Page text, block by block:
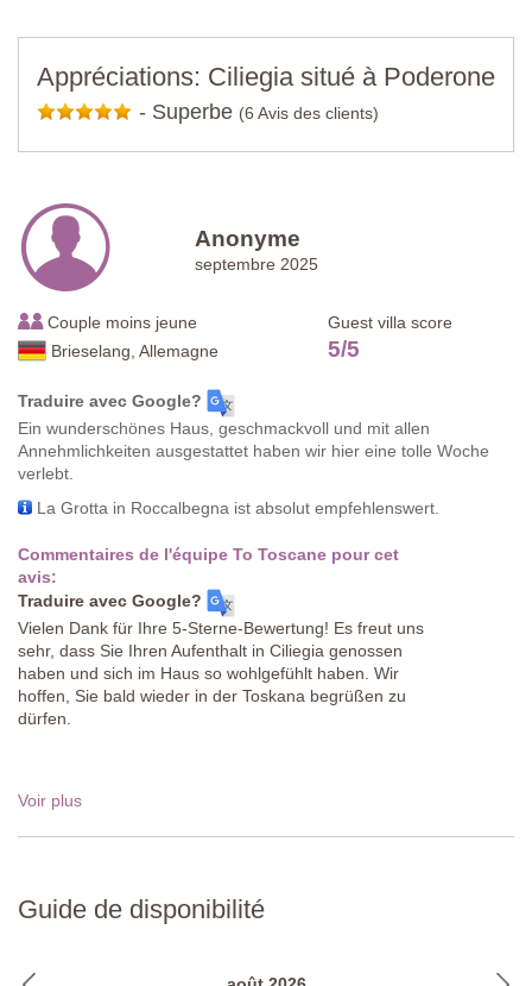
Appréciations: Ciliegia situé à Poderone
- Superbe (6 Avis des clients)
Anonyme
septembre 2025
Couple moins jeune
Brieselang, Allemagne
Guest villa score
5/5
Traduire avec Google?
Ein wunderschönes Haus, geschmackvoll und mit allen
Annehmlichkeiten ausgestattet haben wir hier eine tolle Woche
verlebt.
La Grotta in Roccalbegna ist absolut empfehlenswert.
Commentaires de l'équipe To Toscane pour cet
avis:
Traduire avec Google?
Vielen Dank für Ihre 5-Sterne-Bewertung! Es freut uns
sehr, dass Sie Ihren Aufenthalt in Ciliegia genossen
haben und sich im Haus so wohlgefühlt haben. Wir
hoffen, Sie bald wieder in der Toskana begrüßen zu
dürfen.
Voir plus
Guide de disponibilité